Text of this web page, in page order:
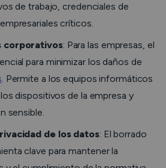
de trabajo, credenciales de
críticos.
corporativos: Para las empresas, el
para minimizar los daños de
. Permite a los equipos informáticos
dispositivos de la empresa y
sensible.
de los datos: El borrado
clave para mantener la